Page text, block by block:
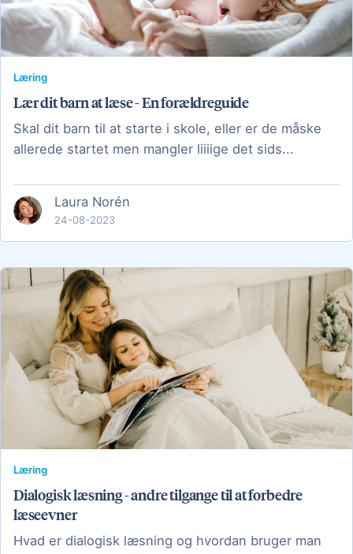
Læring
Lær dit barn at læse - En forældreguide
Skal dit barn til at starte i skole, eller er de måske
allerede startet men mangler liiiige det sids...
Laura Norén
24-08-2023
Læring
Dialogisk læsning - andre tilgange til at forbedre
læseevner
Hvad er dialogisk læsning og hvordan bruger man